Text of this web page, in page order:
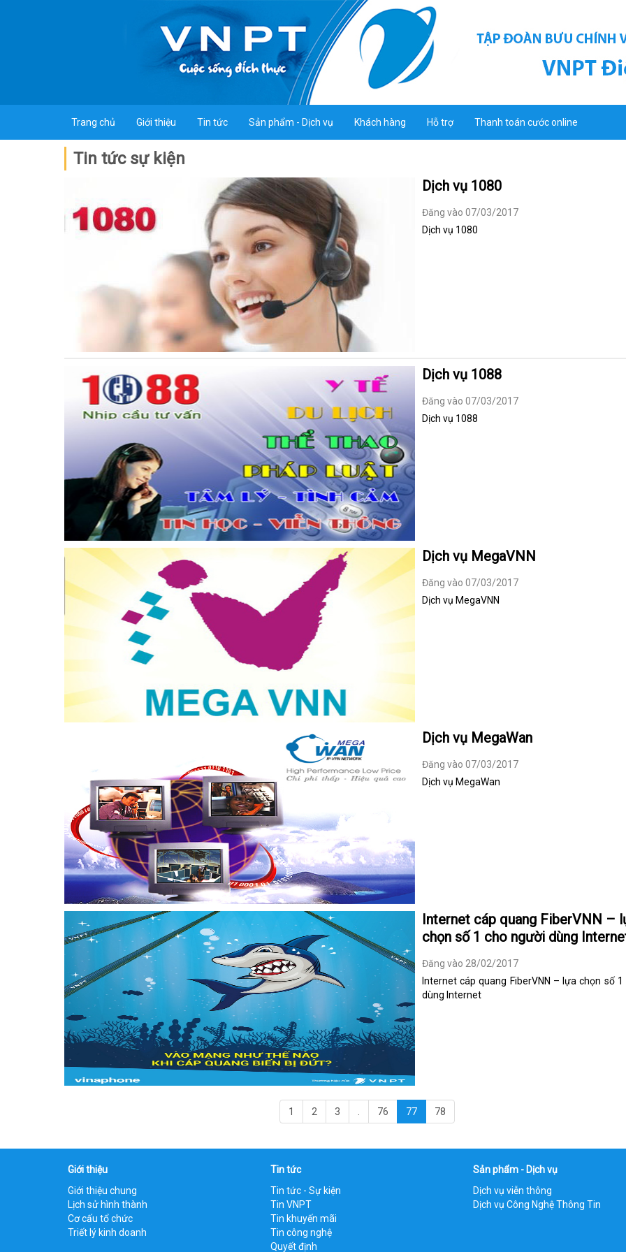
Trang chủ Giới thiệu Tin tức Sản phẩm - Dịch vụ Khách hàng Hỗ trợ Thanh toán cước online
Tin tức sự kiện
Dịch vụ 1080
Đăng vào 07/03/2017
Dịch vụ 1080
Dịch vụ 1088
Đăng vào 07/03/2017
Dịch vụ 1088
Dịch vụ MegaVNN
Đăng vào 07/03/2017
Dịch vụ MegaVNN
Dịch vụ MegaWan
Đăng vào 07/03/2017
Dịch vụ MegaWan
Internet cáp quang FiberVNN –
chọn số 1 cho người dùng
Đăng vào 28/02/2017
Internet cáp quang FiberVNN – lựa chọn số
dùng Internet
1 2 3 76 77 78
Giới thiệu
Giới thiệu chung
Lịch sử hình thành
Cơ cấu tổ chức
Triết lý kinh doanh
Tin tức
Tin tức - Sự kiện
Tin VNPT
Tin khuyến mãi
Tin công nghệ
Quyết định
Sản phẩm - Dịch vụ
Dịch vụ viễn thông
Dịch vụ Công Nghệ Thông Tin